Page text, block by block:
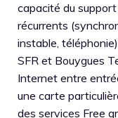
capacité du
récurrents
instable,
SFR et Bouygues
Internet entre
une carte
des services Free